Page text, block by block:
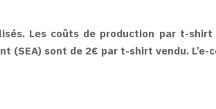
Les coûts de production par t-
(SEA) sont de 2€ par t-shirt vendu.